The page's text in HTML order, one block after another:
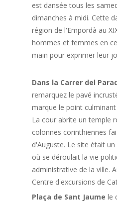
est dansée tous les
dimanches à midi. Cette
région de l'Empordà au
hommes et femmes en
main pour exprimer leur
Dans la Carrer del
remarquez le pavé
marque le point
La cour abrite un temple
colonnes corinthiennes
d'Auguste. Le site était
où se déroulait la vie
administrative de la ville.
Centre d'excursions de
Plaça de Sant Jaume le